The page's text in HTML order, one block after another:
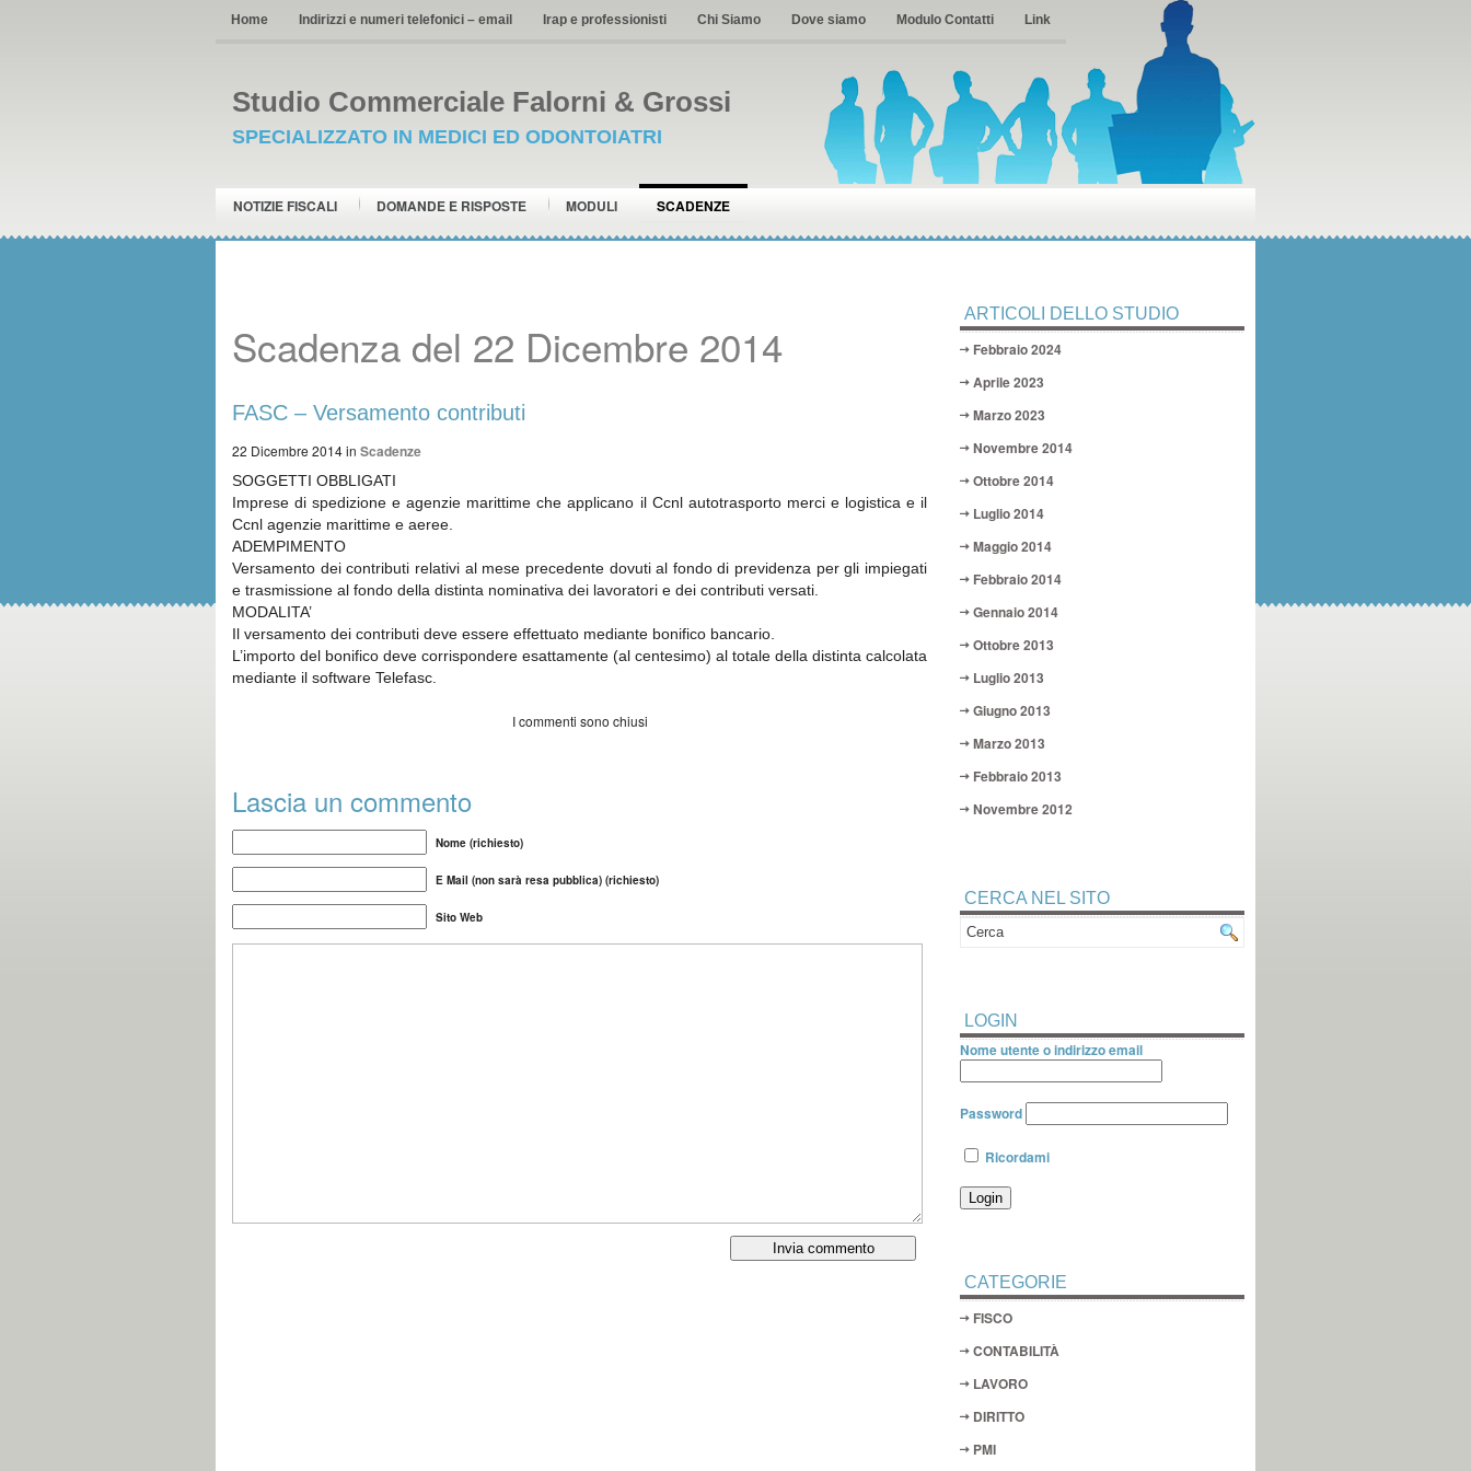
Home Indirizzi e numeri telefonici – email Irap e professionisti Chi Siamo Dove siamo Modulo Contatti Link
Studio Commerciale Falorni & Grossi
SPECIALIZZATO IN MEDICI ED ODONTOIATRI
NOTIZIE FISCALI DOMANDE E RISPOSTE MODULI SCADENZE
Scadenza del 22 Dicembre 2014
FASC – Versamento contributi
22 Dicembre 2014in Scadenze
SOGGETTI OBBLIGATI
Imprese di spedizione e agenzie marittime che applicano il Ccnl autotrasporto merci e logistica e il
Ccnl agenzie marittime e aeree.
ADEMPIMENTO
Versamento dei contributi relativi al mese precedente dovuti al fondo di previdenza per gli impiegati
e trasmissione al fondo della distinta nominativa dei lavoratori e dei contributi versati.
MODALITA’
Il versamento dei contributi deve essere effettuato mediante bonifico bancario.
L’importo del bonifico deve corrispondere esattamente (al centesimo) al totale della distinta calcolata
mediante il software Telefasc.
I commenti sono chiusi
Lascia un commento
Nome (richiesto)
E Mail (non sarà resa pubblica) (richiesto)
Sito Web
ARTICOLI DELLO STUDIO
Febbraio 2024
Aprile 2023
Marzo 2023
Novembre 2014
Ottobre 2014
Luglio 2014
Maggio 2014
Febbraio 2014
Gennaio 2014
Ottobre 2013
Luglio 2013
Giugno 2013
Marzo 2013
Febbraio 2013
Novembre 2012
CERCA NEL SITO
LOGIN
Nome utente o indirizzo email
Password
Ricordami
CATEGORIE
FISCO
CONTABILITÀ
LAVORO
DIRITTO
PMI